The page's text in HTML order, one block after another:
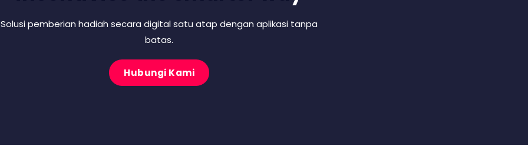
Solusi pemberian hadiah secara digital satu atap dengan aplikasi tanpa
batas.
Hubungi Kami